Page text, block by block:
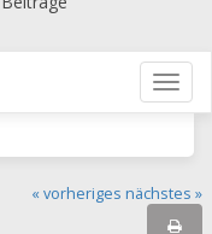
« vorheriges nächstes »